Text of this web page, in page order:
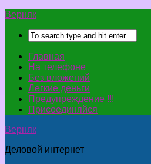
Верняк
Главная
На телефоне
Без вложений
Легкие деньги
Предупреждение !!!
Присоединяйся
Верняк
Деловой интернет